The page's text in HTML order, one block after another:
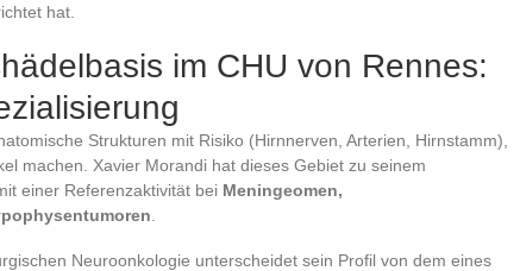
hat.
im CHU von Rennes:
Strukturen mit Risiko (Hirnnerven, Arterien, Hirnstamm),
machen. Xavier Morandi hat dieses Gebiet zu seinem
einer Referenzaktivität bei Meningeomen,
Neuroonkologie unterscheidet sein Profil von dem eines